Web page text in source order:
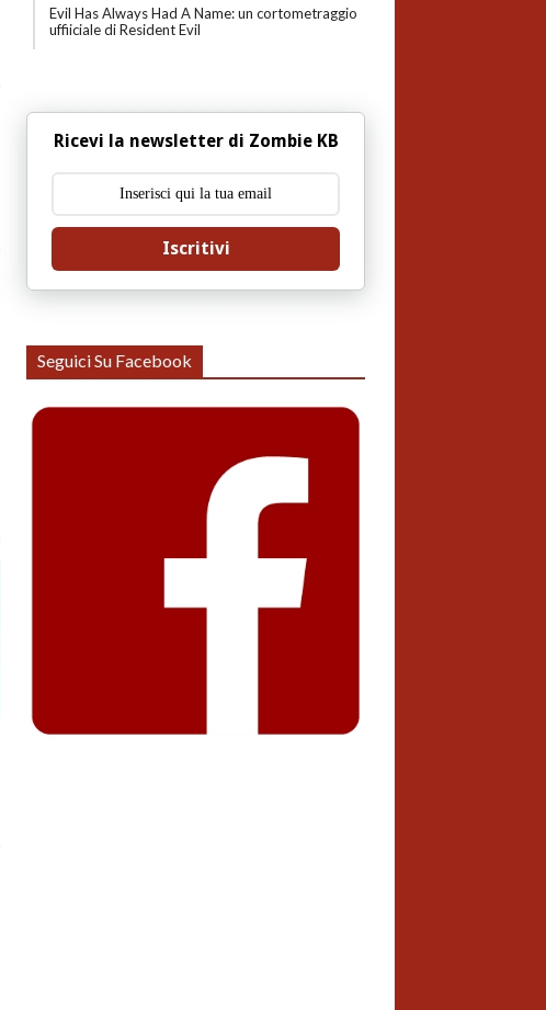
Evil Has Always Had A Name: un cortometraggio
uffiiciale di Resident Evil
Ricevi la newsletter di Zombie KB
Iscritivi
Seguici Su Facebook